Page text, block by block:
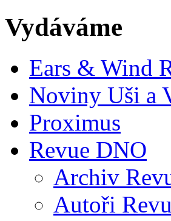
Vydáváme
Ears & Wind
Noviny Uši a
Proximus
Revue DNO
Archiv
Autoři